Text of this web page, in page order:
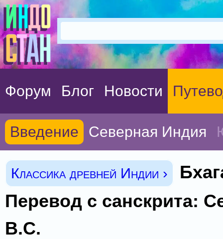
Форум Блог Новости
Введение Северная Индия
Классика древней Индии ›
Перевод с санскрита:
В.С.